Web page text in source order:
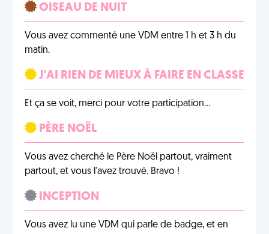
OISEAU DE NUIT
Vous avez commenté une VDM entre 1 h et 3 h du
matin.
J'AI RIEN DE MIEUX À FAIRE EN CLASSE
Et ça se voit, merci pour votre participation…
PÈRE NOËL
Vous avez cherché le Père Noël partout, vraiment
partout, et vous l'avez trouvé. Bravo !
INCEPTION
Vous avez lu une VDM qui parle de badge, et en